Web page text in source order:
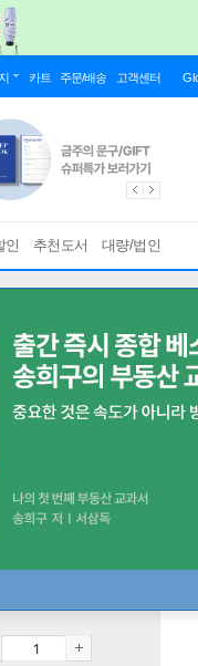
카트 주문/배송 고객센터
인 추천도서 대량/법인